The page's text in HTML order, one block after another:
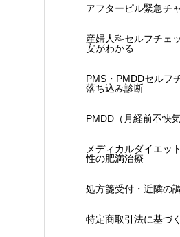
アフターピル緊急チ
産婦人科セルフチェ
安がわかる
PMS・PMDDセルフ
落ち込み診断
PMDD（月経前不快
メディカルダイエッ
性の肥満治療
処方箋受付・近隣の
特定商取引法に基づ